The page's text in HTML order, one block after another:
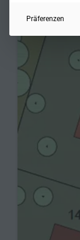
Präferenzen